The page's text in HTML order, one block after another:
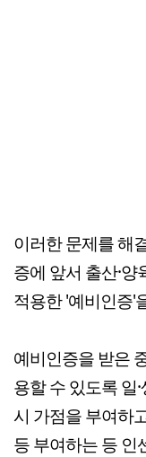
이러한 문제를 해
증에 앞서 출산·
적용한 '예비인증'
예비인증을 받은
용할 수 있도록 일
시 가점을 부여하
등 부여하는 등 인